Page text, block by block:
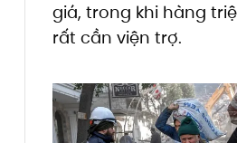
giá, trong khi hàng
rất cần viện trợ.